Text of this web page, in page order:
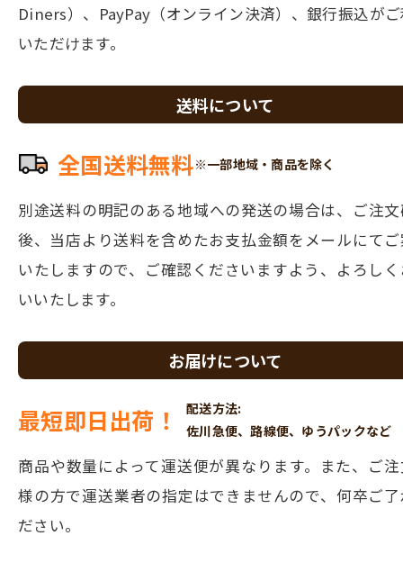
Diners）、PayPay（オンライン決済）、銀行振込が
いただけます。
送料について
全国送料無料※一部地域・商品を除く
別途送料の明記のある地域への発送の場合は、ご注
後、当店より送料を含めたお支払金額をメールにて
いたしますので、ご確認くださいますよう、よろし
いいたします。
お届けについて
最短即日出荷！
配送方法:
佐川急便、路線便、ゆうパックなど
商品や数量によって運送便が異なります。また、ご
様の方で運送業者の指定はできませんので、何卒ご
ださい。